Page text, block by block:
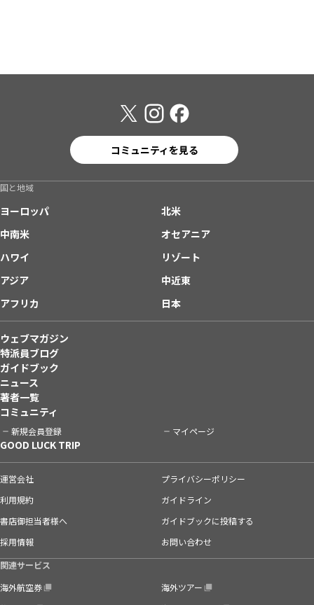
コミュニティを見る
国と地域
ヨーロッパ
北米
中南米
オセアニア
ハワイ
リゾート
アジア
中近東
アフリカ
日本
ウェブマガジン
特派員ブログ
ガイドブック
ニュース
著者一覧
コミュニティ
新規会員登録 マイページ
GOOD LUCK TRIP
運営会社
プライバシーポリシー
利用規約
ガイドライン
書店御担当者様へ
ガイドブックに投稿する
採用情報
お問い合わせ
関連サービス
海外航空券
海外ツアー